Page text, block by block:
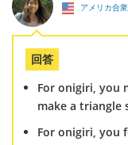
アメリカ合
回答
For onigiri, you
make a triangle
For onigiri, you